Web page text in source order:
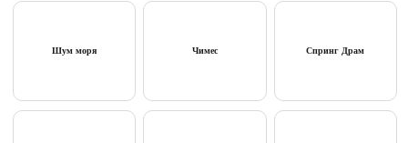
Шум моря Чимес Спринг Драм